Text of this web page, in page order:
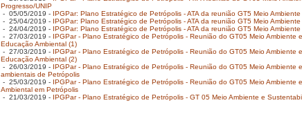
Progresso/UNIP
- 05/05/2019 - IPGPar: Plano Estratégico de Petrópolis - ATA da reunião GT5 Meio
- 25/04/2019 - IPGPar: Plano Estratégico de Petrópolis - ATA da reunião GT5 Meio
- 24/04/2019 - IPGPar: Plano Estratégico de Petrópolis - ATA da reunião GT5 Meio
- 27/03/2019 - IPGPar - Plano Estratégico de Petrópolis - Reunião do GT05 Meio
Educação Ambiental (1)
- 27/03/2019 - IPGPar - Plano Estratégico de Petrópolis - Reunião do GT05 Meio
Educação Ambiental (2)
- 26/03/2019 - IPGPar - Plano Estratégico de Petrópolis - Reunião do GT05 Meio
ambientais de Petrópolis
- 25/03/2019 - IPGPar - Plano Estratégico de Petrópolis - Reunião do GT05 Meio
Ambiental em Petrópolis
- 21/03/2019 - IPGPar - Plano Estratégico de Petrópolis - GT 05 Meio Ambiente e